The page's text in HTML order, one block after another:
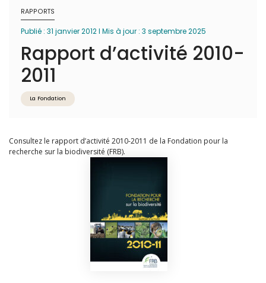
RAPPORTS
Publié : 31 janvier 2012 I Mis à jour : 3 septembre 2025
Rapport d’activité 2010-
2011
La Fondation
Consultez le rapport d’activité 2010-2011 de la Fondation pour la
recherche sur la biodiversité (FRB).